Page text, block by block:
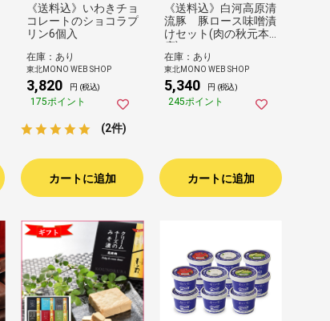
《送料込》いわきチョ
コレートのショコラプ
リン6個入
在庫：あり
東北MONO WEB SHOP
3,820 円 (税込)
175ポイント
(2件)
カートに追加
《送料込》白河高原清
流豚 豚ロース味噌漬
けセット(肉の秋元本
店)
在庫：あり
東北MONO WEB SHOP
5,340 円 (税込)
245ポイント
カートに追加